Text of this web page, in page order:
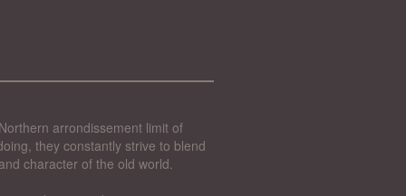
arrondissement limit of
they constantly strive to blend
character of the old world.